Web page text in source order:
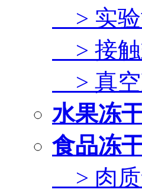
> 实验
> 接触
> 真空
水果冻
食品冻
> 肉质